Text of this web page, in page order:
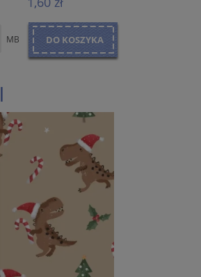
MB DO KOSZYKA